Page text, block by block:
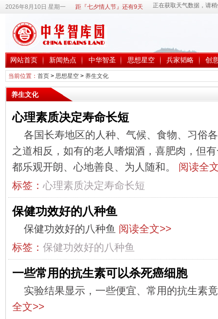
2026年8月10日 星期一 距『七夕情人节』还有9天
网站首页 新闻热点 中华智圣 思想星空 兵家韬略 创
当前位置： 首页> 思想星空> 养生文化
养生文化
心理素质决定寿命长短
各国长寿地区的人种、气候、食物、习俗
之道相反，如有的老人嗜烟酒，喜肥肉，但
都乐观开朗、心地善良、为人随和。 阅读全
标签： 心理素质决定寿命长短
保健功效好的八种鱼
保健功效好的八种鱼 阅读全文>>
标签： 保健功效好的八种鱼
一些常用的抗生素可以杀死癌细胞
实验结果显示，一些便宜、常用的抗生素
全文>>